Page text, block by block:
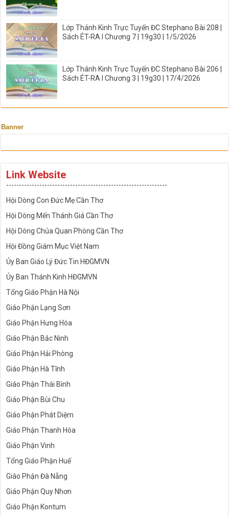
Lớp Thánh Kinh Trực Tuyến ĐC Stephano Bài 208 |
Sách ÉT-RA I Chương 7 | 19g30 | 1/5/2026
Lớp Thánh Kinh Trực Tuyến ĐC Stephano Bài 206 |
Sách ÉT-RA I Chương 3 | 19g30 | 17/4/2026
Banner
Link Website
---------------------------------------------------------------
Hội Dòng Con Đức Mẹ Cần Thơ
Hội Dòng Mến Thánh Giá Cần Thơ
Hội Dòng Chúa Quan Phòng Cần Thơ
Hội Đồng Giám Mục Việt Nam
Ủy Ban Giáo Lý Đức Tin HĐGMVN
Ủy Ban Thánh Kinh HĐGMVN
Tổng Giáo Phận Hà Nội
Giáo Phận Lạng Sơn
Giáo Phận Hưng Hóa
Giáo Phận Bắc Ninh
Giáo Phận Hải Phòng
Giáo Phận Hà Tĩnh
Giáo Phận Thái Bình
Giáo Phận Bùi Chu
Giáo Phận Phát Diệm
Giáo Phận Thanh Hóa
Giáo Phận Vinh
Tổng Giáo Phận Huế
Giáo Phận Đà Nẵng
Giáo Phận Quy Nhơn
Giáo Phận Kontum